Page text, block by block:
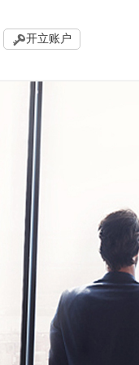
开立账户